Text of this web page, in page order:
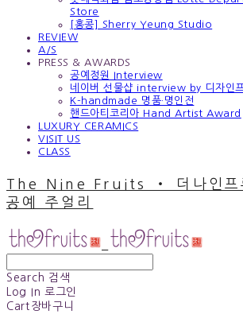
Store
[홍콩] Sherry Yeung Studio
REVIEW
A/S
PRESS & AWARDS
공예정원 Interview
네이버 선물샵 interview by 디자인
K-handmade 명품·명인전
핸드아티코리아 Hand Artist Award
LUXURY CERAMICS
VISIT US
CLASS
The Nine Fruits ‧ 더나인프
공예 주얼리
Search 검색
Log In 로그인
Cart 장바구니